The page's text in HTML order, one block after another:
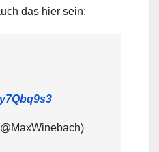
das hier sein: